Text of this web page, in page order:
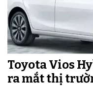
Toyota Vios
ra mắt thị